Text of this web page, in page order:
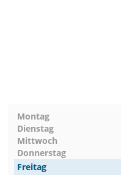
Montag
Dienstag
Mittwoch
Donnerstag
Freitag